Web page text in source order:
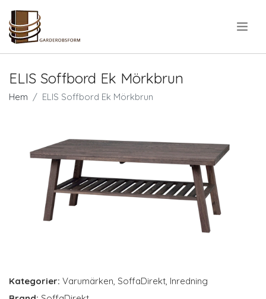
ELIS Soffbord Ek Mörkbrun
Hem ELIS Soffbord Ek Mörkbrun
Kategorier: Varumärken, SoffaDirekt, Inredning